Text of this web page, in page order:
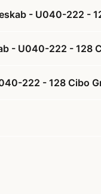
- U040-222 -
- U040-222 - 128
222 - 128 Cibo